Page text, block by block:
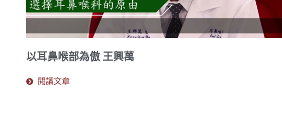
以耳鼻喉部為傲 王興萬
閱讀文章